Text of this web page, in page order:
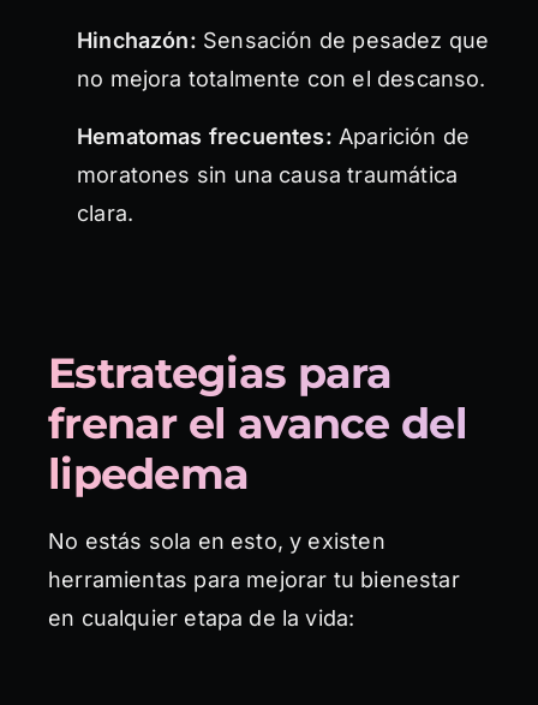
Hinchazón: Sensación de pesadez que
no mejora totalmente con el descanso.
Hematomas frecuentes: Aparición de
moratones sin una causa traumática
clara.
Estrategias para
frenar el avance del
lipedema
No estás sola en esto, y existen
herramientas para mejorar tu bienestar
en cualquier etapa de la vida: